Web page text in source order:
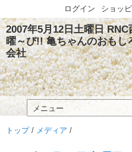
2007年5月12日土曜日
曜～び!! 亀ちゃんのおもし
会社
トップ/ メディア /
ショッ
ログイン